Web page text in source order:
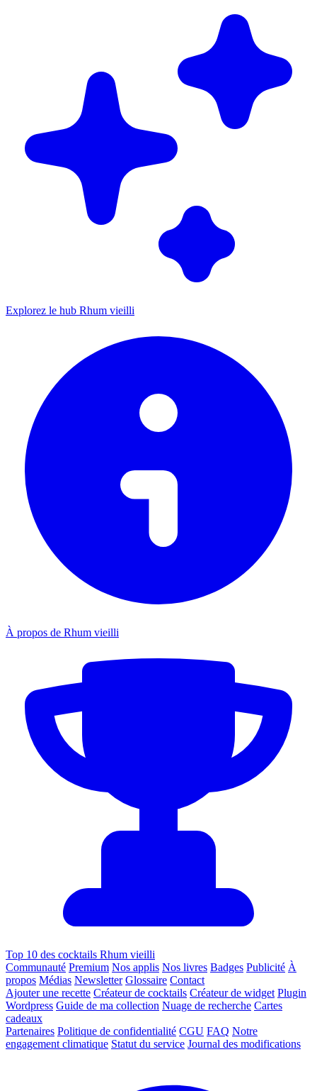
Explorez le hub Rhum vieilli
À propos de Rhum vieilli
Top 10 des cocktails Rhum vieilli
Communauté Premium Nos applis Nos livres Badges Publicité À
propos Médias Newsletter Glossaire Contact
Ajouter une recette Créateur de cocktails Créateur de widget Plugin
Wordpress Guide de ma collection Nuage de recherche Cartes
cadeaux
Partenaires Politique de confidentialité CGU FAQ Notre
engagement climatique Statut du service Journal des modifications